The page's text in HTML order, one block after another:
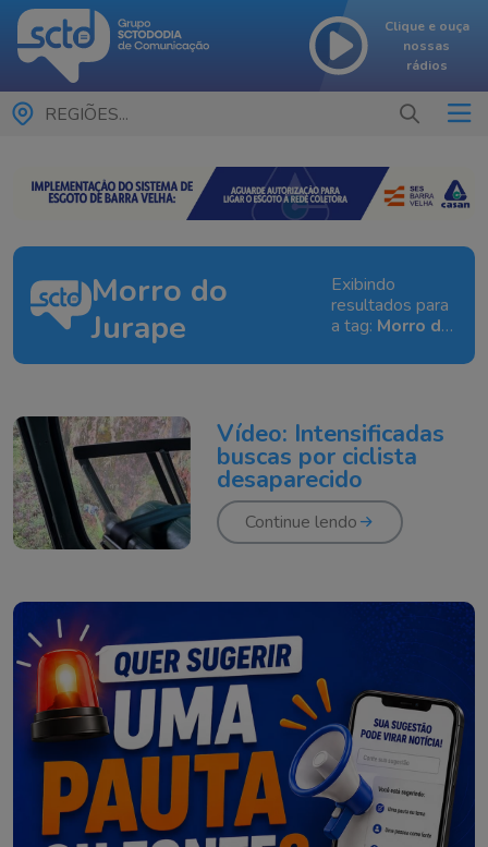
Clique e ouça
nossas
rádios
REGIÕES...
Morro do
Jurape
Exibindo
resultados para
a tag: Morro do
Vídeo: Intensificadas
buscas por ciclista
desaparecido
Continue lendo